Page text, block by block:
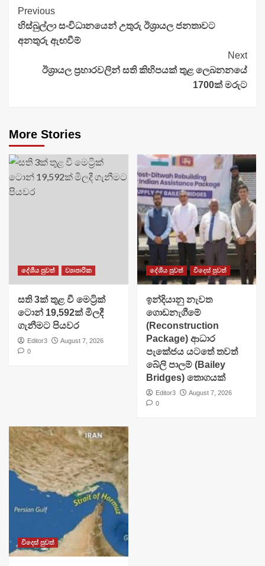
Continue
Reading
Previous
හිස්බුල්ලා සංවිධානයෙන් උතුරු ඊශ්‍රායල ජනතාවට
අනතුරු ඇඟවීම්
Next
ඊශ්‍රායල ප්‍රහාරවලින් සති කිහිපයක් තුළ ලෙබනනයේ
1700ක් මරුට
More Stories
දේශීය පුවත් ව්‍යාපාරික
සති 3ක් තුළ වී මෙට්‍රික්
ටොන් 19,592ක් මිලදී
ගැනීමට පියවර
Editor3
August 7, 2026
0
දේශීය පුවත් විදෙස් පුවත්
ඉන්දියානු නැවත
ගොඩනැගීමේ
(Reconstruction
Package) ආධාර
පැකේජය යටතේ තවත්
බේලි පාලම් (Bailey
Bridges) තොගයක්
Editor3
August 7, 2026
0
විදෙස් පුවත්